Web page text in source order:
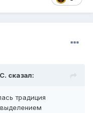
сказал:
традиция